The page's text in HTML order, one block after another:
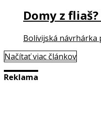
Domy z
Bolívijská návrhárka
Načítať viac článkov
Reklama